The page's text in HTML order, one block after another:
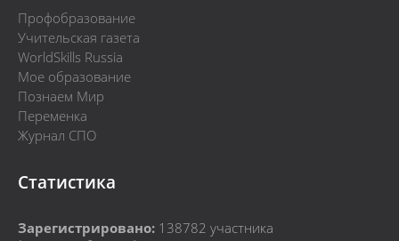
Профобразование
Учительская газета
WorldSkills Russia
Мое образование
Познаем Мир
Переменка
Журнал СПО
Статистика
Зарегистрировано: 138782 участника